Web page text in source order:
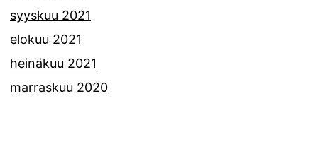
syyskuu 2021
elokuu 2021
heinäkuu 2021
marraskuu 2020